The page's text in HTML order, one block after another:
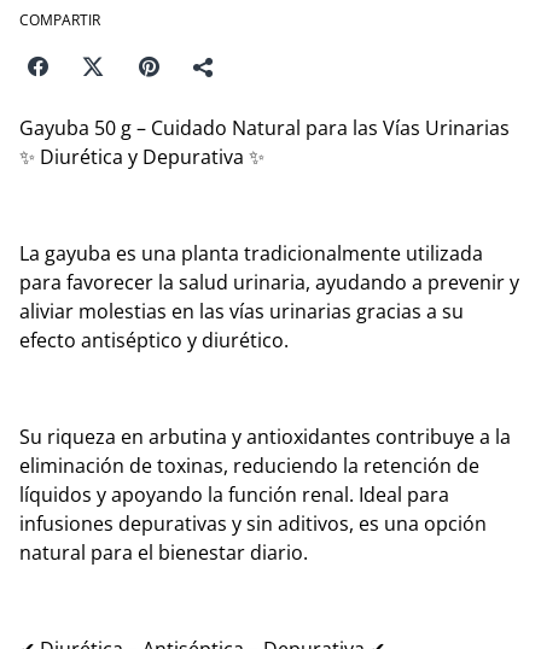
COMPARTIR
Gayuba 50 g – Cuidado Natural para las Vías Urinarias
✨ Diurética y Depurativa ✨
La gayuba es una planta tradicionalmente utilizada
para favorecer la salud urinaria, ayudando a prevenir y
aliviar molestias en las vías urinarias gracias a su
efecto antiséptico y diurético.
Su riqueza en arbutina y antioxidantes contribuye a la
eliminación de toxinas, reduciendo la retención de
líquidos y apoyando la función renal. Ideal para
infusiones depurativas y sin aditivos, es una opción
natural para el bienestar diario.